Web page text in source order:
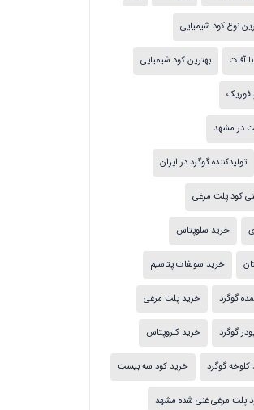
نوع کود شیمیایی
آفات بهترین کود شیمیایی
در مشهد
تولیدکننده گوگرد در ایران
کود پلت مرغی
خرید سلوپتاس
خرید سولفات پتاسیم
گوگرد خرید پلت مرغی
گوگرد خرید کلروپتاس
گوگرد خرید کود سه بیست
پلت مرغی غنی شده مشهد